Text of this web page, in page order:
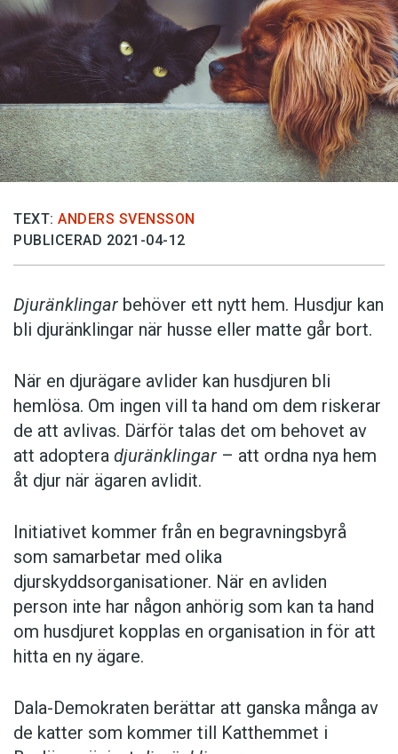
TEXT: ANDERS SVENSSON
PUBLICERAD 2021-04-12
Djuränklingar behöver ett nytt hem. Husdjur kan
bli djuränklingar när husse eller matte går bort.
När en djurägare avlider kan husdjuren bli
hemlösa. Om ingen vill ta hand om dem riskerar
de att avlivas. Därför talas det om behovet av
att adoptera djuränklingar – att ordna nya hem
åt djur när ägaren avlidit.
Initiativet kommer från en begravningsbyrå
som samarbetar med olika
djurskyddsorganisationer. När en avliden
person inte har någon anhörig som kan ta hand
om husdjuret kopplas en organisation in för att
hitta en ny ägare.
Dala-Demokraten berättar att ganska många av
de katter som kommer till Katthemmet i